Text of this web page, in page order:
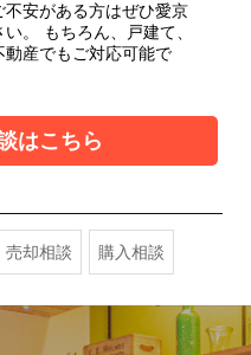
安がある方はぜひ愛京
。
もちろん、戸建て、
産でもご対応可能で
はこちら
売却相談 購入相談